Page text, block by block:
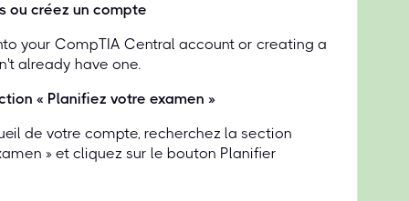
ou créez un compte
your CompTIA Central account or creating a
already have one.
« Planifiez votre examen »
de votre compte, recherchez la section
» et cliquez sur le bouton Planifier